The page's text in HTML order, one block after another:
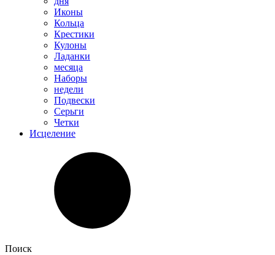
Иконы
Кольца
Крестики
Кулоны
Ладанки
месяца
Наборы
недели
Подвески
Серьги
Четки
Исцеление
Поиск